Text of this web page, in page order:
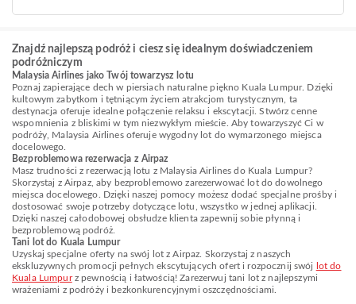
Znajdź najlepszą podróż i ciesz się idealnym doświadczeniem
podróżniczym
Malaysia Airlines jako Twój towarzysz lotu
Poznaj zapierające dech w piersiach naturalne piękno Kuala Lumpur. Dzięki
kultowym zabytkom i tętniącym życiem atrakcjom turystycznym, ta
destynacja oferuje idealne połączenie relaksu i ekscytacji. Stwórz cenne
wspomnienia z bliskimi w tym niezwykłym mieście. Aby towarzyszyć Ci w
podróży, Malaysia Airlines oferuje wygodny lot do wymarzonego miejsca
docelowego.
Bezproblemowa rezerwacja z Airpaz
Masz trudności z rezerwacją lotu z Malaysia Airlines do Kuala Lumpur?
Skorzystaj z Airpaz, aby bezproblemowo zarezerwować lot do dowolnego
miejsca docelowego. Dzięki naszej pomocy możesz dodać specjalne prośby i
dostosować swoje potrzeby dotyczące lotu, wszystko w jednej aplikacji.
Dzięki naszej całodobowej obsłudze klienta zapewnij sobie płynną i
bezproblemową podróż.
Tani lot do Kuala Lumpur
Uzyskaj specjalne oferty na swój lot z Airpaz. Skorzystaj z naszych
ekskluzywnych promocji pełnych ekscytujących ofert i rozpocznij swój
lot do
Kuala Lumpurz pewnością i łatwością! Zarezerwuj tani lot z najlepszymi
wrażeniami z podróży i bezkonkurencyjnymi oszczędnościami.